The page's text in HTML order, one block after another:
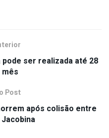
ser realizada até 28
Post
após colisão entre